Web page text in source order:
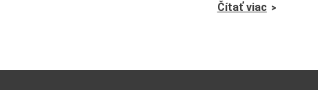
Čítať viac